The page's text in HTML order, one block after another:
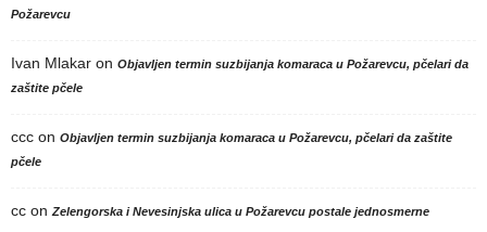
Požarevcu
Ivan Mlakar on Objavljen termin suzbijanja komaraca u Požarevcu, pčelari da
zaštite pčele
ccc on Objavljen termin suzbijanja komaraca u Požarevcu, pčelari da zaštite
pčele
cc on Zelengorska i Nevesinjska ulica u Požarevcu postale jednosmerne